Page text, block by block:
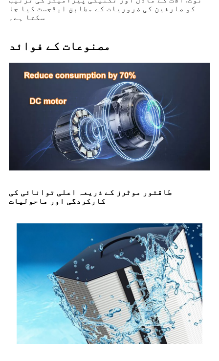
کو صارفین کی ضروریات کے مطابق ایڈجسٹ کیا جا
سکتا ہے۔
مصنوعات کے فوائد
طاقتور موٹرز کے ذریعہ اعلی توانائی کی
کارکردگی اور ماحولیات